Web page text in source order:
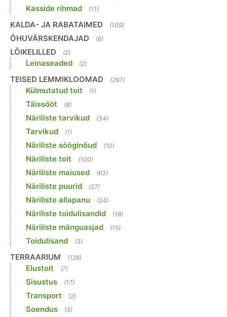
Kasside rihmad (11)
KALDA- JA RABATAIMED (109)
ÕHUVÄRSKENDAJAD (6)
LÕIKELILLED (2)
Leinaseaded (2)
TEISED LEMMIKLOOMAD (297)
Külmutatud toit (1)
Täissööt (8)
Näriliste tarvikud (34)
Tarvikud (1)
Näriliste sööginõud (10)
Näriliste toit (100)
Näriliste maiused (63)
Näriliste puurid (27)
Näriliste allapanu (24)
Näriliste toidulisandid (18)
Näriliste mänguasjad (15)
Toidulisand (3)
TERRAARIUM (126)
Elustoit (7)
Sisustus (17)
Transport (2)
Soendus (3)